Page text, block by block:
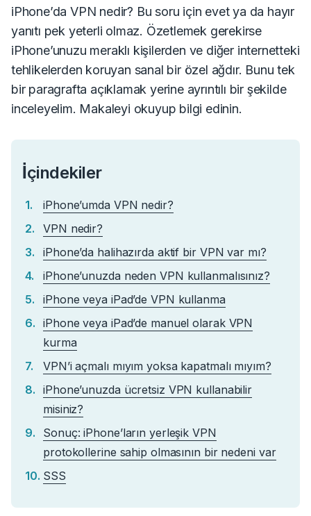
iPhone’da VPN nedir? Bu soru için evet ya da hayır
yanıtı pek yeterli olmaz. Özetlemek gerekirse
iPhone’unuzu meraklı kişilerden ve diğer internetteki
tehlikelerden koruyan sanal bir özel ağdır. Bunu tek
bir paragrafta açıklamak yerine ayrıntılı bir şekilde
inceleyelim. Makaleyi okuyup bilgi edinin.
İçindekiler
iPhone’umda VPN nedir?
VPN nedir?
iPhone’da halihazırda aktif bir VPN var mı?
iPhone’unuzda neden VPN kullanmalısınız?
iPhone veya iPad’de VPN kullanma
iPhone veya iPad’de manuel olarak VPN
kurma
VPN’i açmalı mıyım yoksa kapatmalı mıyım?
iPhone’unuzda ücretsiz VPN kullanabilir
misiniz?
Sonuç: iPhone’ların yerleşik VPN
protokollerine sahip olmasının bir nedeni var
SSS